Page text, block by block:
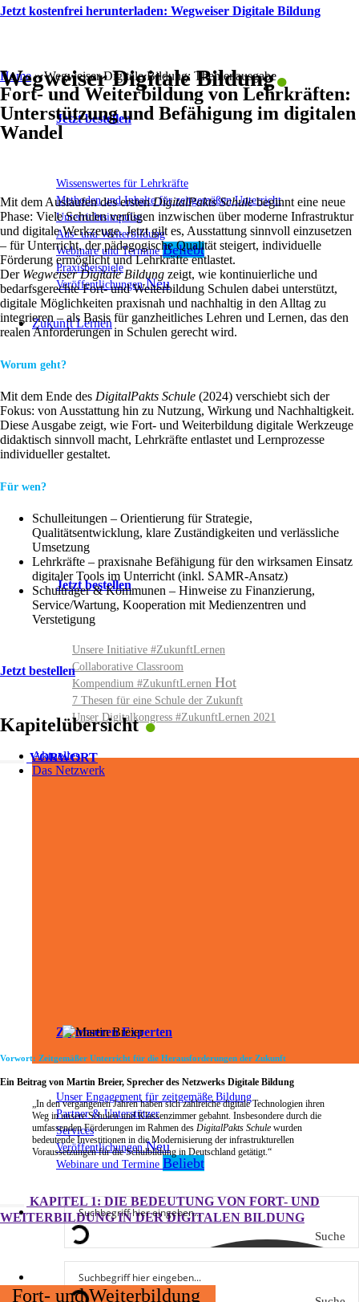
Jetzt bestellen
Wissenswertes für Lehrkräfte
Methoden und Inhalte für zeitgemäßen Unterricht
Unterrichtsimpulse
Aus- und Weiterbildung
Webinare und Termine
Praxisbeispiele
Veröffentlichungen
Zukunft Lernen
Jetzt bestellen
Unsere Initiative #ZukunftLernen
Collaborative Classroom
Kompendium #ZukunftLernen
7 Thesen für eine Schule der Zukunft
Unser Digitalkongress #ZukunftLernen 2021
Aktuelles
Das Netzwerk
Zu unseren Experten
Unser Engagement für zeitgemäße Bildung
Partner & Unterstützer
Services
Veröffentlichungen
Webinare und Termine
Suche
Jetzt kostenfrei herunterladen: Wegweiser Digitale Bildung
Home»Wegweiser Digitale Bildung: Themenausgabe
Wegweiser Digitale Bildung.
Fort- und Weiterbildung von Lehrkräften:
Unterstützung und Befähigung im digitalen
Wandel
Mit dem Auslaufen des erstenDigitalPakts Schulebeginnt eine neue
Phase: Viele Schulen verfügen inzwischen über moderne Infrastruktur
und digitale Werkzeuge. Jetzt gilt es, Ausstattung sinnvoll einzusetzen
– für Unterricht, der pädagogische Qualität steigert, individuelle
Förderung ermöglicht und Lehrkräfte entlastet.
Der Wegweiser Digitale Bildung zeigt, wie kontinuierliche und
bedarfsgerechte Fort- und Weiterbildung Schulen dabei unterstützt,
digitale Möglichkeiten praxisnah und nachhaltig in den Alltag zu
integrieren – als Basis für ganzheitliches Lehren und Lernen, das den
realen Anforderungen in Schulen gerecht wird.
Worum geht?
Mit dem Ende des DigitalPakts Schule (2024) verschiebt sich der
Fokus: von Ausstattung hin zu Nutzung, Wirkung und Nachhaltigkeit.
Diese Ausgabe zeigt, wie Fort- und Weiterbildung digitale Werkzeuge
didaktisch sinnvoll macht, Lehrkräfte entlastet und Lernprozesse
individueller gestaltet.
Für wen?
Schulleitungen – Orientierung für Strategie,
Qualitätsentwicklung, klare Zuständigkeiten und verlässliche
Umsetzung
Lehrkräfte – praxisnahe Befähigung für den wirksamen Einsatz
digitaler Tools im Unterricht (inkl. SAMR-Ansatz)
Schulträger & Kommunen – Hinweise zu Finanzierung,
Service/Wartung, Kooperation mit Medienzentren und
Verstetigung
Jetzt bestellen
Kapitelübersicht.
VORWORT
Vorwort: Zeitgemäßer Unterricht für die Herausforderungen der Zukunft
Ein Beitrag von Martin Breier, Sprecher des Netzwerks Digitale Bildung
„In den vergangenen Jahren haben sich zahlreiche digitale Technologien ihren
Weg in unsere Schulen und Klassenzimmer gebahnt. Insbesondere durch die
umfassenden Förderungen im Rahmen des DigitalPakts Schule wurden
bedeutende Investitionen in die Modernisierung der infrastrukturellen
Voraussetzungen für die Schulbildung in Deutschland getätigt.“
KAPITEL 1: DIE BEDEUTUNG VON FORT- UND
WEITERBILDUNG IN DER DIGITALEN BILDUNG
Fort- und Weiterbildung